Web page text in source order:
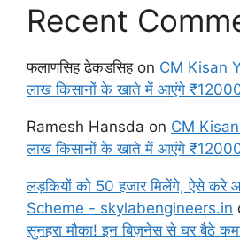
Recent
फलाणसिह ढेकडसिहon CM Kisan
लाख किसानों के खाते में आएंगे
Ramesh Hansda on CM
लाख किसानों के खाते में आएंगे
लड़कियों को 50 हजार मिलेंगे, ऐसे
Scheme - skylabengineers.in
सुनहरा मौका! इन बिज़नेस से घर बैठे